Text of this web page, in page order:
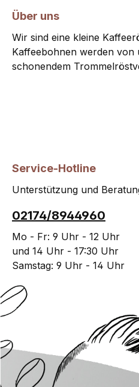
Über uns
Wir sind eine kleine
Kaffeebohnen werden von
schonendem
Service-Hotline
Unterstützung und
02174/8944960
Mo - Fr: 9 Uhr - 12 Uhr
und 14 Uhr - 17:30 Uhr
Samstag: 9 Uhr - 14 Uhr